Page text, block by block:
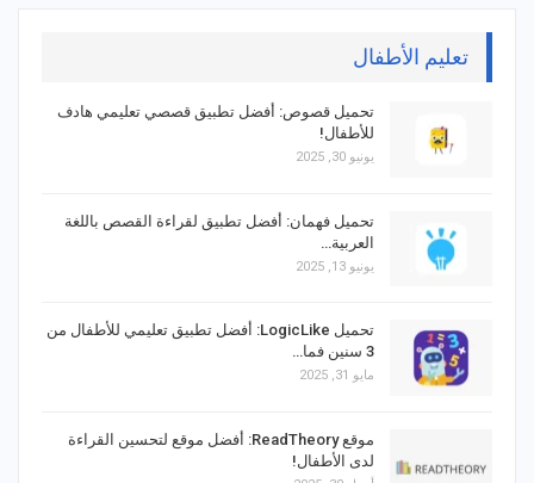
تعليم الأطفال
تحميل قصوص: أفضل تطبيق قصصي تعليمي هادف
للأطفال!
يونيو 30, 2025
تحميل فهمان: أفضل تطبيق لقراءة القصص باللغة
العربية…
يونيو 13, 2025
تحميل LogicLike: أفضل تطبيق تعليمي للأطفال من
3 سنين فما…
مايو 31, 2025
موقع ReadTheory: أفضل موقع لتحسين القراءة
لدى الأطفال!